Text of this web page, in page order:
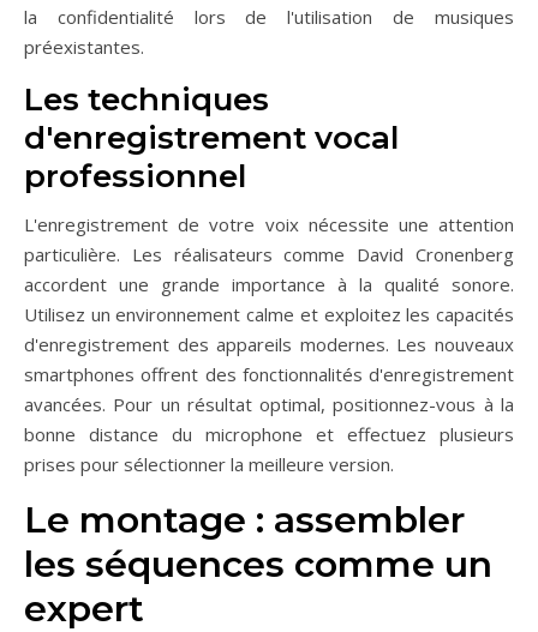
la confidentialité lors de l'utilisation de musiques
préexistantes.
Les techniques
d'enregistrement vocal
professionnel
L'enregistrement de votre voix nécessite une attention
particulière. Les réalisateurs comme David Cronenberg
accordent une grande importance à la qualité sonore.
Utilisez un environnement calme et exploitez les capacités
d'enregistrement des appareils modernes. Les nouveaux
smartphones offrent des fonctionnalités d'enregistrement
avancées. Pour un résultat optimal, positionnez-vous à la
bonne distance du microphone et effectuez plusieurs
prises pour sélectionner la meilleure version.
Le montage : assembler
les séquences comme un
expert